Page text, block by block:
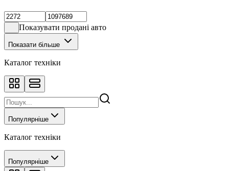
Показувати продані авто
Показати більше
Каталог техніки
Популярніше
Каталог техніки
Популярніше